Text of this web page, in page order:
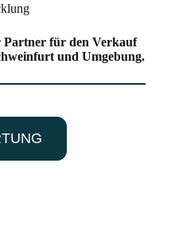
für den Verkauf
und Umgebung.